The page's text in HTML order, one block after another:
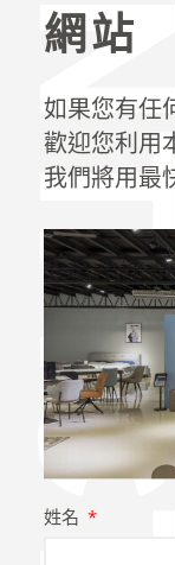
網站
如果您有任
歡迎您利用
我們將用最
姓名